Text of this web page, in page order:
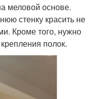
меловой основе.
стенку красить не
Кроме того, нужно
полок.